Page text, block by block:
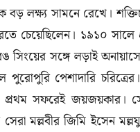
বড় লক্ষ্য সামনে রেখে।
চেয়েছিলেন। ১৯১০ সালে
সিংয়ের সঙ্গে লড়াই
পেশাদারি
সফরেই জয়জয়কার।
মল্লবীর জিমি ইসেন